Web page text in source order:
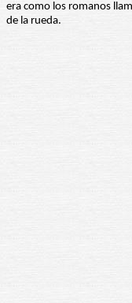
era como los romanos
de la rueda.